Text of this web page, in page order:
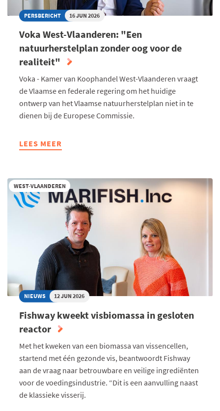
PRIVAAT
LOODSENBEDRIJF
PERSBERICHT 16 JUN 2026
Voka West-Vlaanderen: "Een
natuurherstelplan zonder oog voor de
realiteit"
Voka - Kamer van Koophandel West-Vlaanderen vraagt
de Vlaamse en federale regering om het huidige
ontwerp van het Vlaamse natuurherstelplan niet in te
dienen bij de Europese Commissie.
LEES MEER
ABOUT
VLAANDEREN:
"EEN
NATUURHERSTELPLAN
REALITEIT"
WEST-VLAANDEREN
NIEUWS 12 JUN 2026
Fishway kweekt visbiomassa in gesloten
reactor
Met het kweken van een biomassa van vissencellen,
startend met één gezonde vis, beantwoordt Fishway
aan de vraag naar betrouwbare en veilige ingrediënten
voor de voedingsindustrie. “Dit is een aanvulling naast
de klassieke visserij.